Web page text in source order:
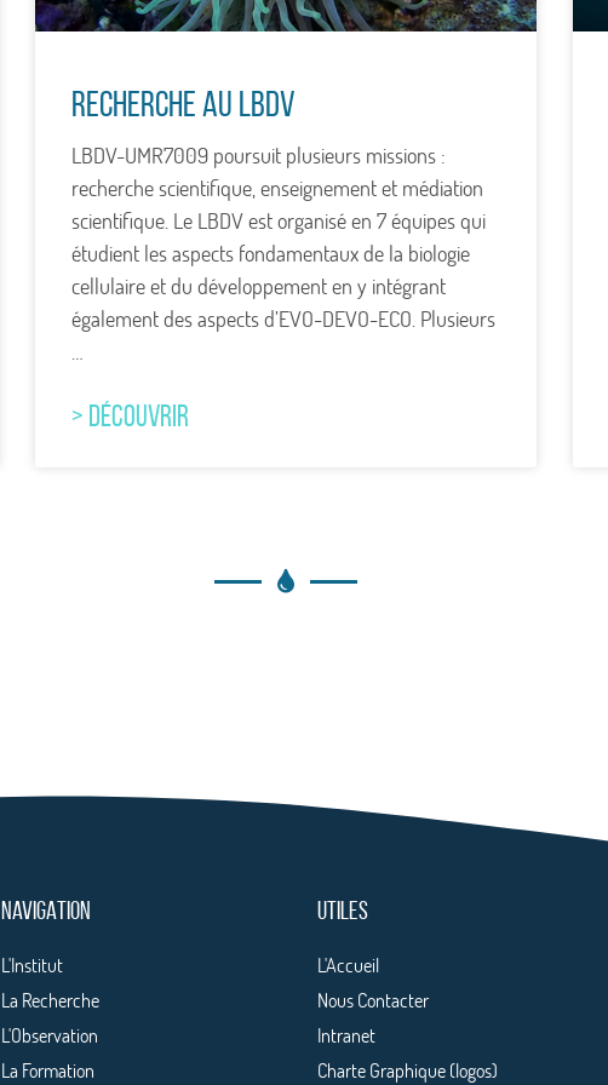
Recherche au LBDV
LBDV-UMR7009 poursuit plusieurs missions :
recherche scientifique, enseignement et médiation
scientifique. Le LBDV est organisé en 7 équipes qui
étudient les aspects fondamentaux de la biologie
cellulaire et du développement en y intégrant
également des aspects d’EVO-DEVO-ECO. Plusieurs
…
> DÉCOUVRIR
NAVIGATION
L'Institut
La Recherche
L'Observation
La Formation
UTILES
L'Accueil
Nous Contacter
Intranet
Charte Graphique (logos)